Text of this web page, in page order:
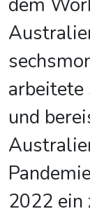
dem
arbeitete
und
2022